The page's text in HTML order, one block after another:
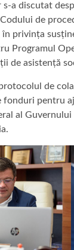
s-a discutat
de
în privința
Programul
de asistență
de
fonduri pentru
al